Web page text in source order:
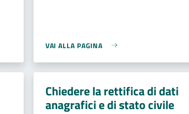
VAI ALLA PAGINA
Chiedere la rettifica di dati
anagrafici e di stato civile